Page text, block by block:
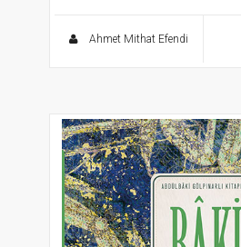
Ahmet Mithat Efendi